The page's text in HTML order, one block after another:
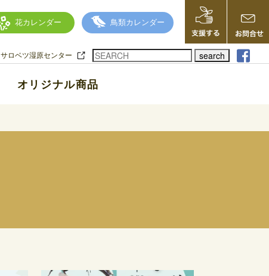
花カレンダー 鳥類カレンダー
サロベツ湿原センター search
オリジナル商品